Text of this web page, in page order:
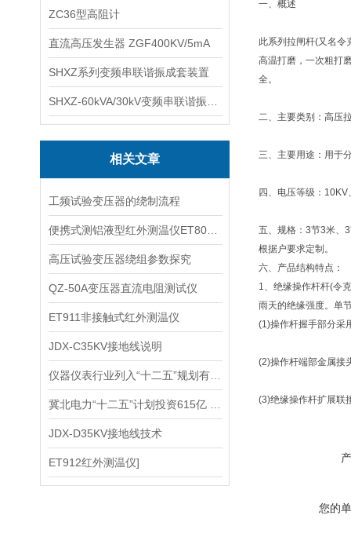
ZC36型高阻计
直流高压发生器 ZGF400KV/5mA
SHXZ系列变频串联谐振成套装置
相关文章
工频试验变压器的绕制流程
高压试验变压器绕组参数探究
QZ-50A变压器直流电阻测试仪
ET911非接触式红外测温仪
JDX-C35KV接地线说明
JDX-D35KV接地线技术
ET912红外测温仪]
一、概述
此系列拉闸杆(又名令
高温打磨，一次粗打
全。
二、主要类别：高压
三、主要用途：用于
四、电压等级：
五、规格：3节3米、
根据户要求定制。
六、产品结构特点：
1、绝缘操作杆杆(令
雨天的绝缘强度。单
(1)操作杆握手部分采
(2)操作杆端部金属接
(3)绝缘操作杆扩展联
您的